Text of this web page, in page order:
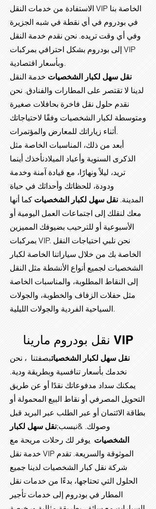
الاستفادة من خدمات النقل VIP الخاصة بنا
في بودروم في أي نقطة في شبه الجزيرة
وفي أي وقت تريده. نحن نقدم خدمة النقل
إلى بودروم بشكل احترافي بمركبات VIP
وبأسعار اقتصادية.
نقل سهل لكبار الشخصيات خدمة النقل
لدينا لا تقتصر على المطارات والفنادق. نحن
نقدم حلول نقل فاخرة بحافلات صغيرة
ومتوسطة لكبار الشخصيات وفقًا لاحتياجاتك
أثناء زياراتك للمعارض والمؤتمرات.
أبعد من ذلك، المناسبات الخاصة مثل
الذكرى السنوية وأعياد الميلادنأخذك أينما
تريد، ليلاً ونهارًا، مع قيادة آمنة وخدمة
ودودة، للحظاتك وأحداثك في حياة
المدينة. نقل سهل لكبار الشخصيات كما أنها
معك لنقلك إلى اجتماعات العمل اليومية أو
الأسبوعية أو للترحيب بضيوفك المميزين
بمركبات VIP. نحن نلبي احتياجات النقل
الخاصة بك من خلال سياراتنا الخاصة لكبار
الشخصيات لجميع أنواع الأنشطة مثل النقل
إلى النقاط المطلوبة، والمناسبات الخاصة
مثل حفلات الزفاف والخطوبة، والجولات
السياحية الفردية والجولات الليلية.
نقل بودروم مارينا VIP
نقل سهل لكبار الشخصياتبصفتنا ، نحن
نخدمك بأسعار تنافسية وبطريقة ودية.
يمكنك سداد مدفوعاتك نقدًا أو عن طريق
التحويل المصرفي أو نقاط البيع المحمولة أو
بطاقة الائتمان أو عبر الطلب عبر البريد قبل
وصولك. &نبسب;نقل سهل لكبار
الشخصيات يوفر لك رحلات مريحة مع
خدمة نقل VIP الموثوقة والسريعة. تقدم
شركة نقل كبار الشخصيات لدينا جميع
الحلول التي تحتاجها، بدءًا من خدمات نقل
المطار في بودروم إلى خدمات تأجير